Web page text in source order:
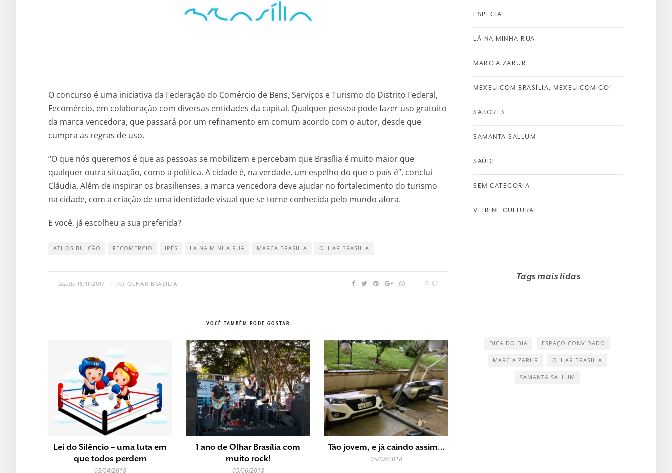
O concurso é uma iniciativa da Federação do Comércio de Bens, Serviços e Turismo do Distrito Federal,
Fecomércio, em colaboração com diversas entidades da capital. Qualquer pessoa pode fazer uso gratuito
da marca vencedora, que passará por um refinamento em comum acordo com o autor, desde que
cumpra as regras de uso.
“O que nós queremos é que as pessoas se mobilizem e percebam que Brasília é muito maior que
qualquer outra situação, como a política. A cidade é, na verdade, um espelho do que o país é”, conclui
Cláudia. Além de inspirar os brasilienses, a marca vencedora deve ajudar no fortalecimento do turismo
na cidade, com a criação de uma identidade visual que se torne conhecida pelo mundo afora.
E você, já escolheu a sua preferida?
ATHOS BULCÃO FECOMERCIO IPÊS LA NA MINHA RUA MARCA BRASILIA OLHAR BRASILIA
Ligado 15/11/2017 • Por OLHAR BRASÍLIA 0
VOCÊ TAMBÉM PODE GOSTAR
Lei do Silêncio – uma luta em
que todos perdem
03/04/2018
1 ano de Olhar Brasília com
muito rock!
05/06/2018
Tão jovem, e já caindo assim…
05/02/2018
ESPECIAL
LÁ NA MINHA RUA
MARCIA ZARUR
MEXEU COM BRASÍLIA, MEXEU COMIGO!
SABORES
SAMANTA SALLUM
SAÚDE
SEM CATEGORIA
VITRINE CULTURAL
Tags mais lidas
DICA DO DIA ESPAÇO CONVIDADO
MARCIA ZARUR OLHAR BRASILIA
SAMANTA SALLUM